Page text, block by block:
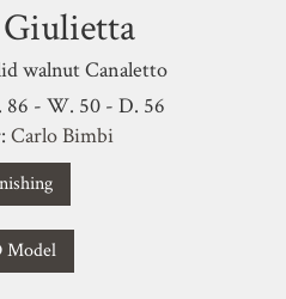
walnut Canaletto
86 - W. 50 - D. 56
Carlo Bimbi
Model